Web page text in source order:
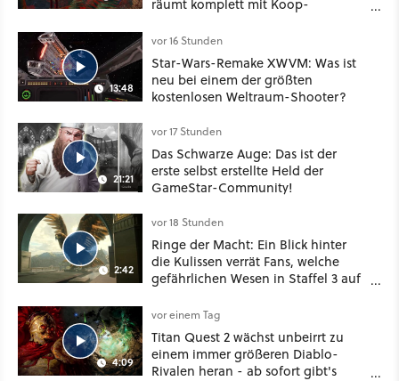
räumt komplett mit Koop-
13:48
vor 16 Stunden
Star-Wars-Remake XWVM: Was ist
neu bei einem der größten
kostenlosen Weltraum-Shooter?
21:21
vor 17 Stunden
Das Schwarze Auge: Das ist der
erste selbst erstellte Held der
GameStar-Community!
2:42
vor 18 Stunden
Ringe der Macht: Ein Blick hinter
die Kulissen verrät Fans, welche
gefährlichen Wesen in Staffel 3 auf
4:09
vor einem Tag
Titan Quest 2 wächst unbeirrt zu
einem immer größeren Diablo-
Rivalen heran - ab sofort gibt's